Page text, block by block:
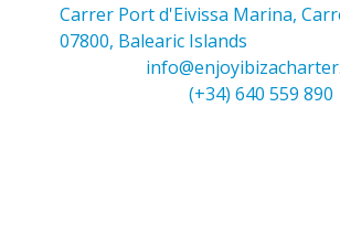
Carrer Port d'Eivissa Marina,
07800, Balearic Islands
(+34) 640 559 890